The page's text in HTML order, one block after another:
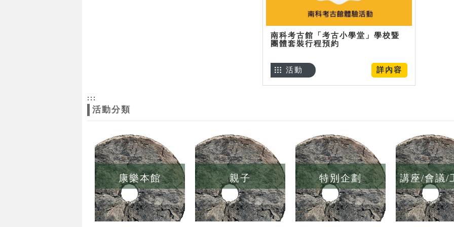
南科考古館「考古小學堂」學校暨
團體套裝行程預約
詳內容
活動
:::
活動分類
康樂本館 親子 特別企劃 講座/會議/